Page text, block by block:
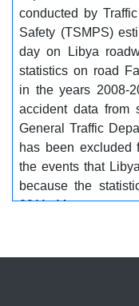
الإمكان والهدف
المرور على الطرق؛
المرورية، ومناقشة
المرورية في
بالعديد من أسباب
والإدراك
حوادث مرورية،
conducted by
Safety (TSMPS)
day on Libya
statistics on road
in the years 2008-
accident data from
General Traffic
has been
the events that
because the
2011. Many
very low, due to
the regions, traffic
public roads.The
accidents in